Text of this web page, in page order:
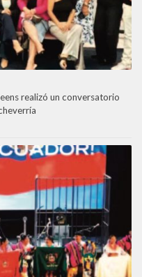
realizó un conversatorio